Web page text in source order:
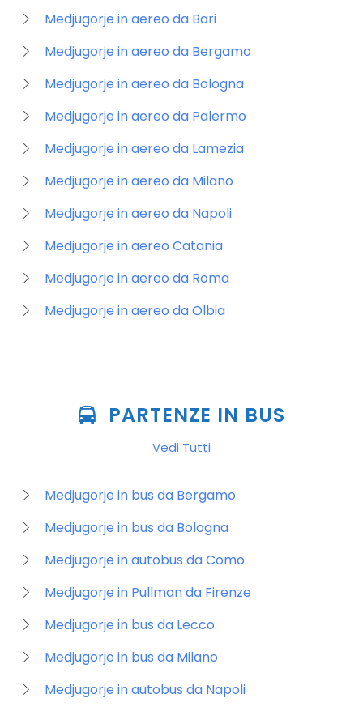
Medjugorje in aereo da Bari
Medjugorje in aereo da Bergamo
Medjugorje in aereo da Bologna
Medjugorje in aereo da Palermo
Medjugorje in aereo da Lamezia
Medjugorje in aereo da Milano
Medjugorje in aereo da Napoli
Medjugorje in aereo Catania
Medjugorje in aereo da Roma
Medjugorje in aereo da Olbia
PARTENZE IN BUS
Vedi Tutti
Medjugorje in bus da Bergamo
Medjugorje in bus da Bologna
Medjugorje in autobus da Como
Medjugorje in Pullman da Firenze
Medjugorje in bus da Lecco
Medjugorje in bus da Milano
Medjugorje in autobus da Napoli